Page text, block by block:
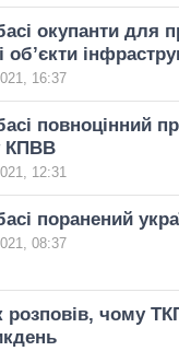
окупанти для
об’єкти
16:37
повноцінний
КПВВ
12:31
поранений
08:37
розповів, чому